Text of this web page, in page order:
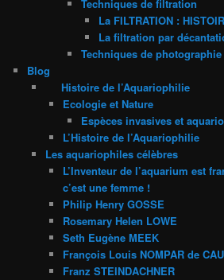
Techniques de filtration
La FILTRATION :
La filtration par
Techniques de photographie
Blog
Histoire de l’Aquariophilie
Ecologie et Nature
Espèces invasives et
L’Histoire de l’Aquariophilie
Les aquariophiles célèbres
L’Inventeur de l’aquarium est
c’est une femme !
Philip Henry GOSSE
Rosemary Helen LOWE
Seth Eugène MEEK
François Louis NOMPAR de
Franz STEINDACHNER